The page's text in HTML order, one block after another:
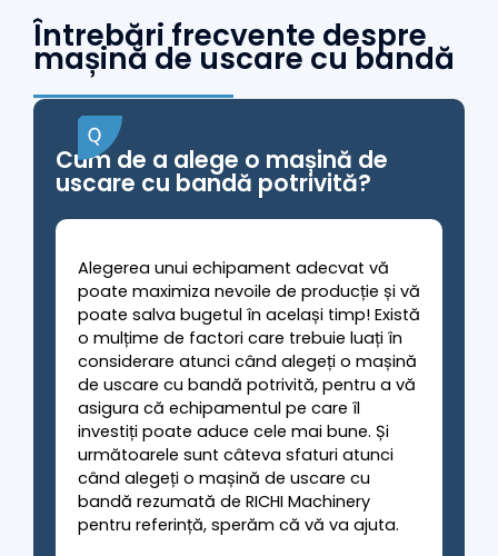
Întrebări frecvente despre
mașină de uscare cu bandă
Cum de a alege o mașină de
uscare cu bandă potrivită?
Alegerea unui echipament adecvat vă
poate maximiza nevoile de producție și vă
poate salva bugetul în același timp! Există
o mulțime de factori care trebuie luați în
considerare atunci când alegeți o mașină
de uscare cu bandă potrivită, pentru a vă
asigura că echipamentul pe care îl
investiți poate aduce cele mai bune. Și
următoarele sunt câteva sfaturi atunci
când alegeți o mașină de uscare cu
bandă rezumată de RICHI Machinery
pentru referință, sperăm că vă va ajuta.